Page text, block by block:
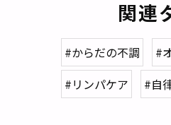
関連
#からだの不調
#
#リンパケア
#自